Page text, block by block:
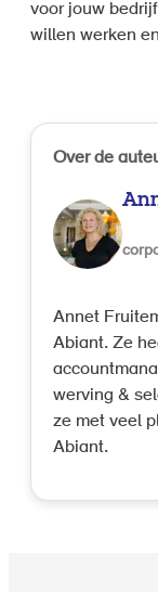
voor jouw
willen werken
Over de
Annet
Abiant. Ze
werving &
ze met veel
Abiant.